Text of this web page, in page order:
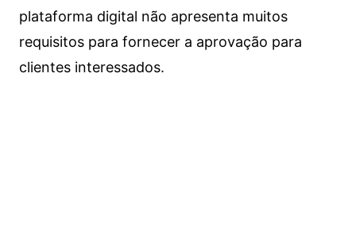
plataforma digital não apresenta muitos
requisitos para fornecer a aprovação para
clientes interessados.